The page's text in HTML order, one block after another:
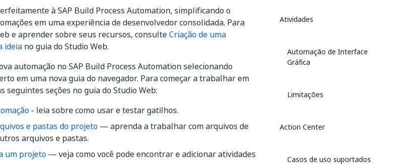
à SAP Build Process Automation, simplificando o
em uma experiência de desenvolvedor consolidada. Para
e aprender sobre seus recursos, consulteCriação de uma
ideia no guia do Studio Web.
automação no SAP Build Process Automation selecionando
em uma nova guia do navegador. Para começar a trabalhar em
seguintes seções no guia do Studio Web:
- leia sobre como usar e testar gatilhos.
e pastas do projeto — aprenda a trabalhar com arquivos de
arquivos e pastas.
um projeto — veja como você pode encontrar e adicionar atividades
Atividades
Automação de Interface
Gráfica
Limitações
Action Center
Casos de uso suportados